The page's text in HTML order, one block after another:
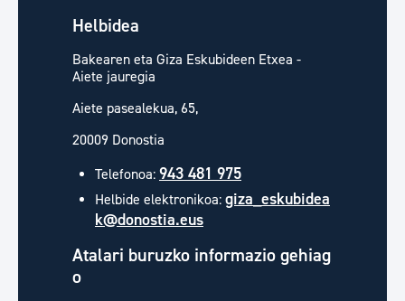
Helbidea
Bakearen eta Giza Eskubideen Etxea -
Aiete jauregia
Aiete pasealekua, 65,
20009 Donostia
Telefonoa: 943 481 975
Helbide elektronikoa: giza_eskubidea
k@donostia.eus
Atalari buruzko informazio gehiag
o